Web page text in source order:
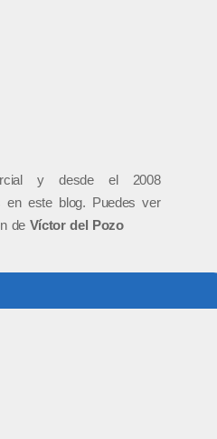
y desde el 2008
en este blog. Puedes ver
de Víctor del Pozo